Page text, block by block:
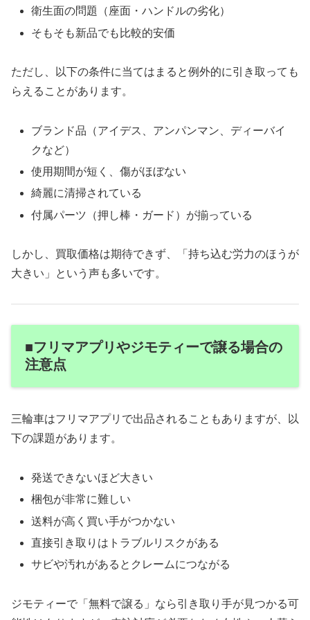
衛生面の問題（座面・ハンドルの劣化）
そもそも新品でも比較的安価
ただし、以下の条件に当てはまると例外的に引き取っても
らえることがあります。
ブランド品（アイデス、アンパンマン、ディーバイ
クなど）
使用期間が短く、傷がほぼない
綺麗に清掃されている
付属パーツ（押し棒・ガード）が揃っている
しかし、買取価格は期待できず、「持ち込む労力のほうが
大きい」という声も多いです。
■フリマアプリやジモティーで譲る場合の
注意点
三輪車はフリマアプリで出品されることもありますが、以
下の課題があります。
発送できないほど大きい
梱包が非常に難しい
送料が高く買い手がつかない
直接引き取りはトラブルリスクがある
サビや汚れがあるとクレームにつながる
ジモティーで「無料で譲る」なら引き取り手が見つかる可